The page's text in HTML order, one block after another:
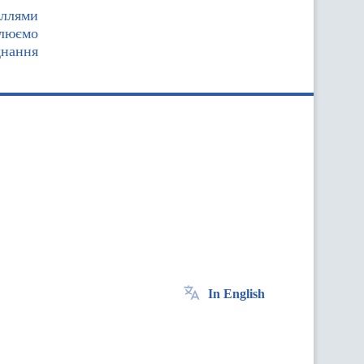
In English